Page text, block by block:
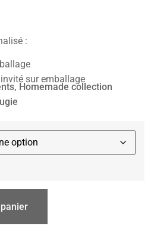
:
sur emballage
, Homemade collection